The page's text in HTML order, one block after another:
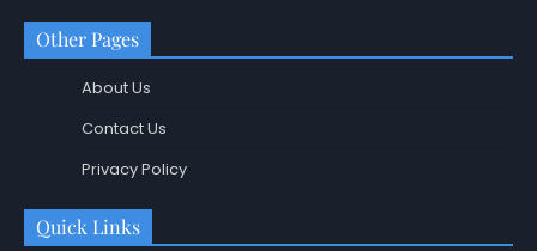
Other Pages
About Us
Contact Us
Privacy Policy
Quick Links